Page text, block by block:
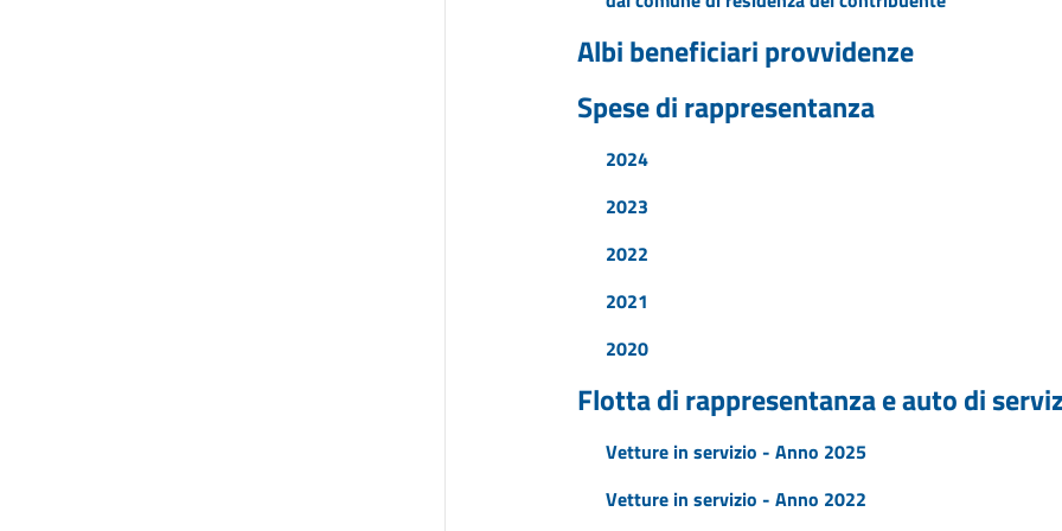
Albi beneficiari provvidenze
Spese di rappresentanza
2024
2023
2022
2021
2020
Flotta di rappresentanza e auto di
Vetture in servizio - Anno 2025
Vetture in servizio - Anno 2022